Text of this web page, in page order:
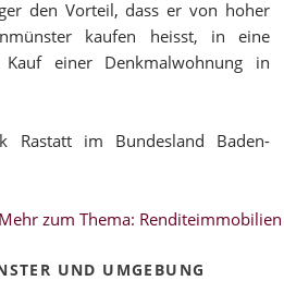
den Vorteil, dass er von hoher
kaufen heisst, in eine
einer Denkmalwohnung in
Rastatt im Bundesland Baden-
zum Thema:
UND UMGEBUNG